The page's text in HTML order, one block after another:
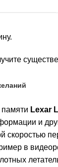
Lexar
и
скоростью
в